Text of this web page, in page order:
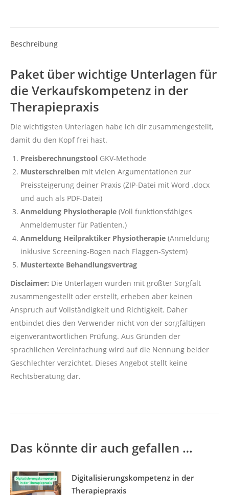
Beschreibung
Paket über wichtige Unterlagen für
die Verkaufskompetenz in der
Therapiepraxis
Die wichtigsten Unterlagen habe ich dir zusammengestellt,
damit du den Kopf frei hast.
Preisberechnungstool GKV-Methode
Musterschreiben mit vielen Argumentationen zur
Preissteigerung deiner Praxis (ZIP-Datei mit Word .docx
und auch als PDF-Datei)
Anmeldung Physiotherapie (Voll funktionsfähiges
Anmeldemuster für Patienten.)
Anmeldung Heilpraktiker Physiotherapie (Anmeldung
inklusive Screening-Bogen nach Flaggen-System)
Mustertexte Behandlungsvertrag
Disclaimer: Die Unterlagen wurden mit größter Sorgfalt
zusammengestellt oder erstellt, erheben aber keinen
Anspruch auf Vollständigkeit und Richtigkeit. Daher
entbindet dies den Verwender nicht von der sorgfältigen
eigenverantwortlichen Prüfung. Aus Gründen der
sprachlichen Vereinfachung wird auf die Nennung beider
Geschlechter verzichtet. Dieses Angebot stellt keine
Rechtsberatung dar.
Das könnte dir auch gefallen …
Digitalisierungskompetenz in der
Therapiepraxis